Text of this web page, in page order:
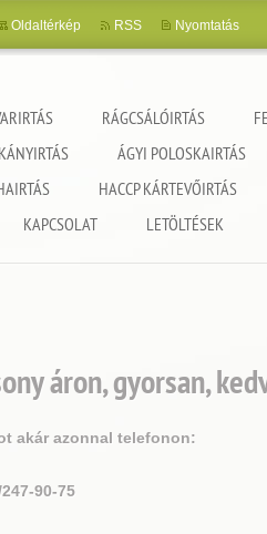
RÁGCSÁLÓIRTÁS
ÁGYI POLOSKAIRTÁS
HACCP KÁRTEVŐIRTÁS
KAPCSOLAT LETÖLTÉSEK
Oldaltérkép RSS Nyomtatás
áron, gyorsan,
akár azonnal telefonon:
90-75